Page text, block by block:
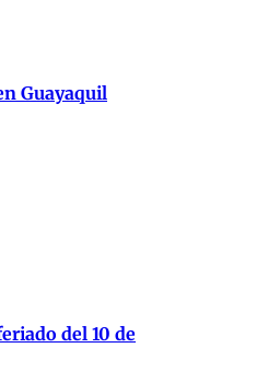
Guayaquil
del 10 de